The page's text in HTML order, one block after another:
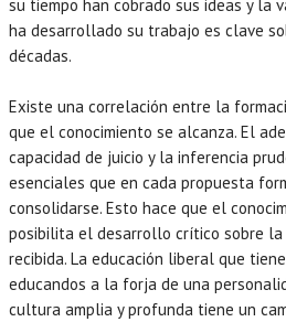
su tiempo han cobrado sus ideas y la
ha desarrollado su trabajo es clave
décadas.
Existe una correlación entre la
que el conocimiento se alcanza. El
capacidad de juicio y la inferencia
esenciales que en cada propuesta
consolidarse. Esto hace que el
posibilita el desarrollo crítico sobre la
recibida. La educación liberal que
educandos a la forja de una
cultura amplia y profunda tiene un